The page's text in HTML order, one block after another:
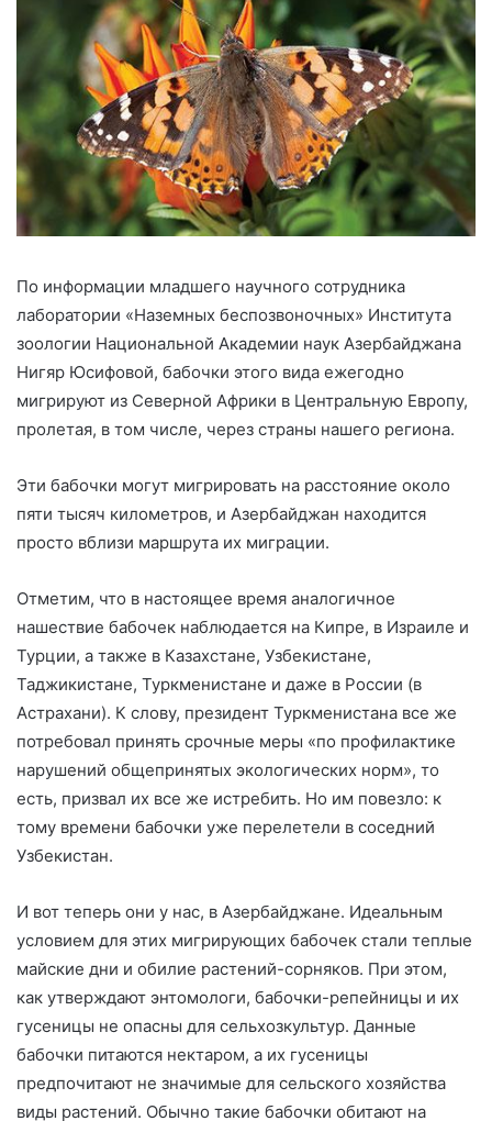
По информации младшего научного сотрудника
лаборатории «Наземных беспозвоночных» Института
зоологии Национальной Академии наук Азербайджана
Нигяр Юсифовой, бабочки этого вида ежегодно
мигрируют из Северной Африки в Центральную Европу,
пролетая, в том числе, через страны нашего региона.
Эти бабочки могут мигрировать на расстояние около
пяти тысяч километров, и Азербайджан находится
просто вблизи маршрута их миграции.
Отметим, что в настоящее время аналогичное
нашествие бабочек наблюдается на Кипре, в Израиле и
Турции, а также в Казахстане, Узбекистане,
Таджикистане, Туркменистане и даже в России (в
Астрахани). К слову, президент Туркменистана все же
потребовал принять срочные меры «по профилактике
нарушений общепринятых экологических норм», то
есть, призвал их все же истребить. Но им повезло: к
тому времени бабочки уже перелетели в соседний
Узбекистан.
И вот теперь они у нас, в Азербайджане. Идеальным
условием для этих мигрирующих бабочек стали теплые
майские дни и обилие растений-сорняков. При этом,
как утверждают энтомологи, бабочки-репейницы и их
гусеницы не опасны для сельхозкультур. Данные
бабочки питаются нектаром, а их гусеницы
предпочитают не значимые для сельского хозяйства
виды растений. Обычно такие бабочки обитают на